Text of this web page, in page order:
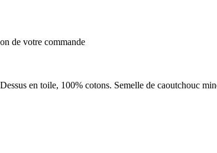
de votre commande
en toile, 100% cotons. Semelle de caoutchouc